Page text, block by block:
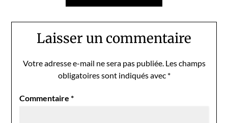
Laisser un commentaire
Votre adresse e-mail ne sera pas publiée. Les champs
obligatoires sont indiqués avec *
Commentaire*